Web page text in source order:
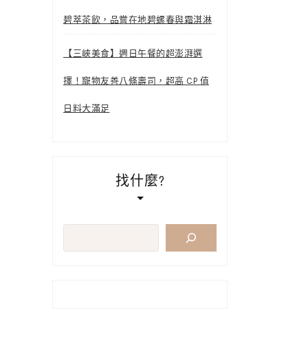
碧萃茶飲，品嘗在地碧螺春與霜淇淋
【三峽美食】週日午餐的超澎湃選
擇！寵物友善八條壽司，超高 CP 值
日料大滿足
找什麼?